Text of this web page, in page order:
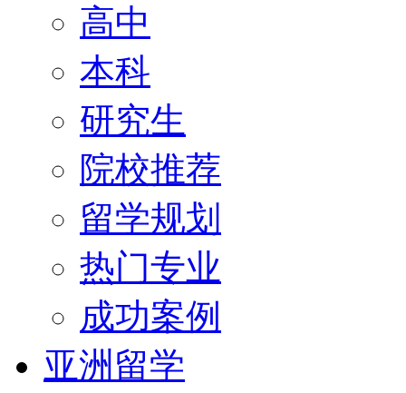
高中
本科
研究生
院校推荐
留学规划
热门专业
成功案例
亚洲留学